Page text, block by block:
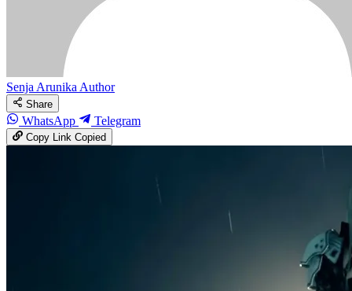
Senja ArunikaAuthor
Share
WhatsApp Telegram
Copy LinkCopied